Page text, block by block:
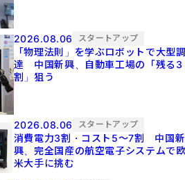
2026.08.06 スタートアップ
「物理法則」を学ぶロボットで大型
達 中国新興、自動車工場の「残る3
割」狙う
2026.08.06 スタートアップ
消費電力3割・コスト5〜7割 中国新
興、完全国産の航空電子システムで
米大手に挑む